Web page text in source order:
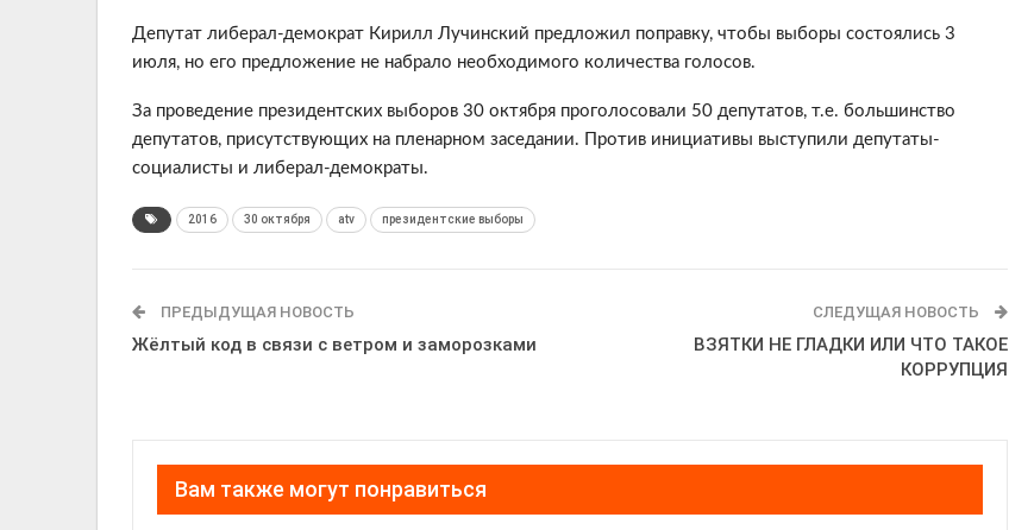
Депутат либерал-демократ Кирилл Лучинский предложил поправку, чтобы выборы состоялись 3
июля, но его предложение не набрало необходимого количества голосов.
За проведение президентских выборов 30 октября проголосовали 50 депутатов, т.е. большинство
депутатов, присутствующих на пленарном заседании. Против инициативы выступили депутаты-
социалисты и либерал-демократы.
2016 30 октября atv президентские выборы
ПРЕДЫДУЩАЯ НОВОСТЬ
Жёлтый код в связи с ветром и заморозками
СЛЕДУЩАЯ НОВОСТЬ
ВЗЯТКИ НЕ ГЛАДКИ ИЛИ ЧТО ТАКОЕ
КОРРУПЦИЯ
Вам также могут понравиться